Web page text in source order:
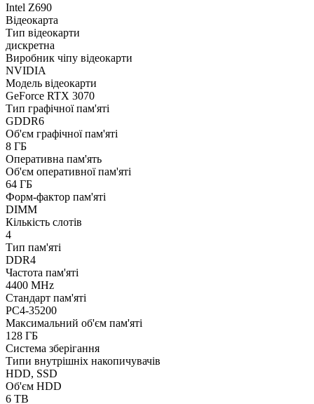
Intel Z690
Відеокарта
Тип відеокарти
дискретна
Виробник чіпу відеокарти
NVIDIA
Модель відеокарти
GeForce RTX 3070
Тип графічної пам'яті
GDDR6
Об'єм графічної пам'яті
8 ГБ
Оперативна пам'ять
Об'єм оперативної пам'яті
64 ГБ
Форм-фактор пам'яті
DIMM
Кількість слотів
4
Тип пам'яті
DDR4
Частота пам'яті
4400 MHz
Стандарт пам'яті
PC4-35200
Максимальний об'єм пам'яті
128 ГБ
Система зберігання
Типи внутрішніх накопичувачів
HDD, SSD
Об'єм HDD
6 TB